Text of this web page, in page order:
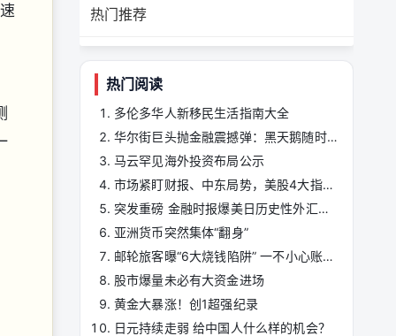
热门推荐
热门阅读
多伦多华人新移民生活指南大全
华尔街巨头抛金融震撼弹：黑天鹅随时降临
马云罕见海外投资布局公示
市场紧盯财报、中东局势，美股4大指数跌多涨少，仅费半逆势收红，亚股周五两样情，韩股在周四重挫逾4%后，今展开反弹，早盘涨近2%，然在卖单杀出，指数翻黑，跌逾2%，震幅逾4%，而日经则开高走低，跌逾千点，上午盘暂收65039点，跌644点。投资人正消化最新企 ...
突发重磅 金融时报爆美日历史性外汇干预内幕
亚洲货币突然集体“翻身”
邮轮旅客曝“6大烧钱陷阱” 一不小心账单暴增
股市爆量未必有大资金进场
黄金大暴涨！创1超强纪录
日元持续走弱 给中国人什么样的机会？